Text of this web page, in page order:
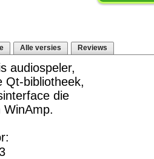
Alle versies Reviews
audiospeler,
Qt-bibliotheek,
die
WinAmp.